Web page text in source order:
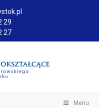
29
27
Menu